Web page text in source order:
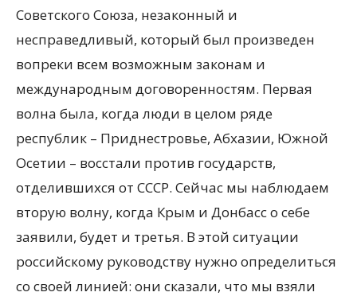
Советского Союза, незаконный и
несправедливый, который был произведен
вопреки всем возможным законам и
международным договоренностям. Первая
волна была, когда люди в целом ряде
республик – Приднестровье, Абхазии, Южной
Осетии – восстали против государств,
отделившихся от СССР. Сейчас мы наблюдаем
вторую волну, когда Крым и Донбасс о себе
заявили, будет и третья. В этой ситуации
российскому руководству нужно определиться
со своей линией: они сказали, что мы взяли